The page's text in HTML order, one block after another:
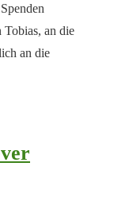
Tobias, an die
an die